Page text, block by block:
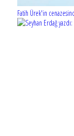
Fatih Ürek'in